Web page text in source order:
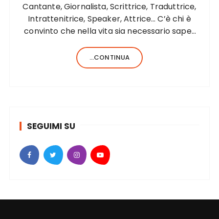
Cantante, Giornalista, Scrittrice, Traduttrice,
Intrattenitrice, Speaker, Attrice… C’è chi è
convinto che nella vita sia necessario saper
forse anche perché aiutato da una fortunata
formula del codice genetico, di cose ne…
...CONTINUA
SEGUIMI SU